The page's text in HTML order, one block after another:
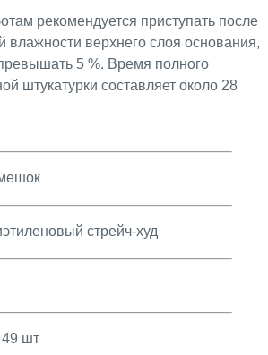
рекомендуется приступать после
влажности верхнего слоя основания,
5 %. Время полного
штукатурки составляет около 28
стрейч-худ
49 шт